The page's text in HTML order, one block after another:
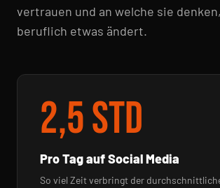
vertrauen und an welche sie
beruflich etwas ändert.
2,5 Std
Pro Tag auf Social Media
So viel Zeit verbringt der